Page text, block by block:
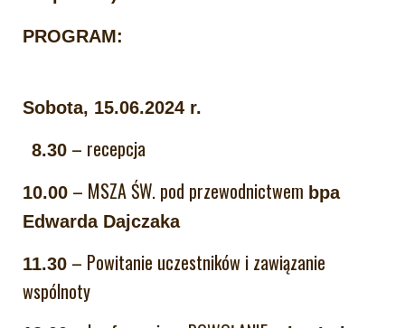
PROGRAM:
Sobota, 15.06.2024 r.
8.30 – recepcja
10.00 – MSZA ŚW. pod przewodnictwem bpa
Edwarda Dajczaka
11.30 – Powitanie uczestników i zawiązanie
wspólnoty